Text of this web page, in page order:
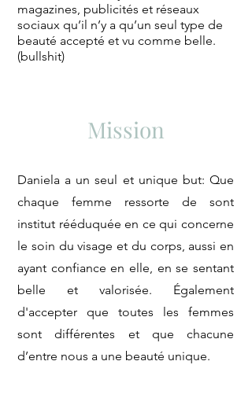
magazines, publicités et réseaux
sociaux qu’il n’y a qu’un seul type de
beauté accepté et vu comme belle.
(bullshit)
Mission
Daniela a un seul et unique but: Que
chaque femme ressorte de sont
institut rééduquée en ce qui concerne
le soin du visage et du corps, aussi en
ayant confiance en elle, en se sentant
belle et valorisée. Également
d'accepter que toutes les femmes
sont différentes et que chacune
d’entre nous a une beauté unique.